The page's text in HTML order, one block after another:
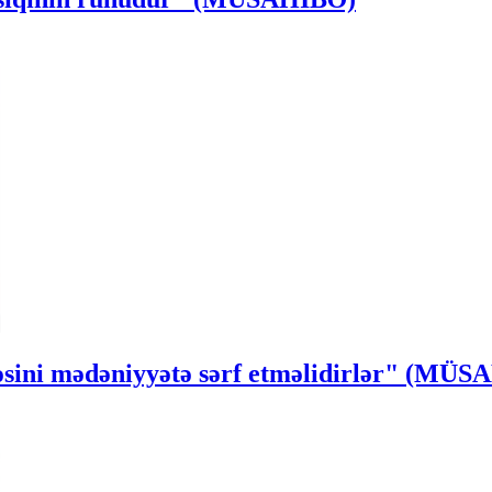
mədəniyyətə sərf etməlidirlər"